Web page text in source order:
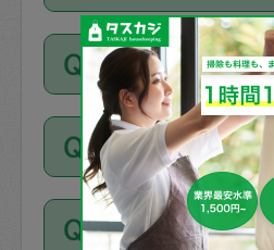
依頼1回につき3時間
超えて依頼したい場合
利用ください。機能を
は、タスカジさんに
の上事前申請すること
お、3時間を下回って
いません。
価格はどうやって決ま
11種類の価格帯の中
身が価格を選んで設定
タスカジさんの価格設
があり、レビュー件数
値、などで除々に設定
支払い方法を教えてくだ
お支払方法はクレジッ
Master／JCB／
同じタスカジさんに定
合はお得になる？